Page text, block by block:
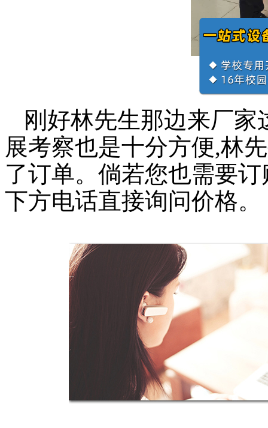
刚好林先生那边来厂家
展考察也是十分方便,林
了订单。倘若您也需要订
下方电话直接询问价格。